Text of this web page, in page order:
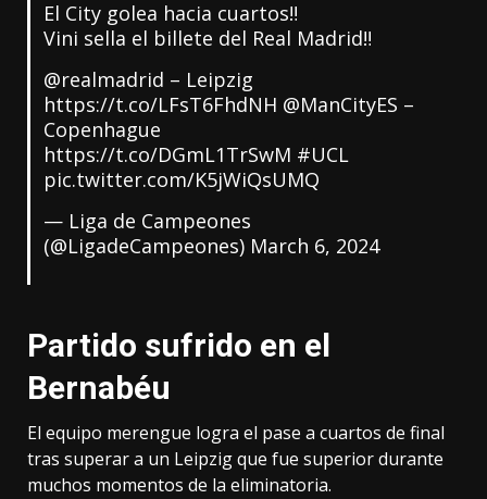
El City golea hacia cuartos‼
Vini sella el billete del Real Madrid‼
@realmadrid – Leipzig
https://t.co/LFsT6FhdNH @ManCityES –
Copenhague
https://t.co/DGmL1TrSwM #UCL
pic.twitter.com/K5jWiQsUMQ
— Liga de Campeones
(@LigadeCampeones) March 6, 2024
Partido sufrido en el
Bernabéu
El equipo merengue logra el pase a cuartos de final
tras superar a un Leipzig que fue superior durante
muchos momentos de la eliminatoria.